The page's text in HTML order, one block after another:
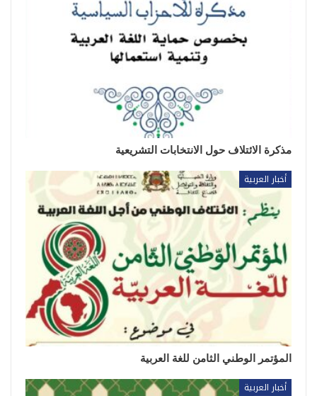
مذكرة الائتلاف حول الانتخابات التشريعية
أخبار العربية
المؤتمر الوطني الثامن للغة العربية
أخبار العربية